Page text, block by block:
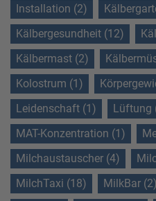
Installation (2)
Kälbergesundheit (12)
Kälbermast (2)
Kolostrum (1)
Leidenschaft (1)
Lüftung
MAT-Konzentration (1)
Milchaustauscher (4)
MilchTaxi (18)
MilkBar (2)